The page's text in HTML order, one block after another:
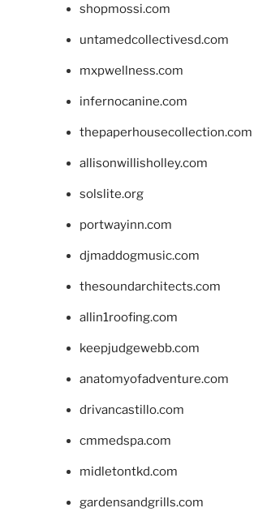
shopmossi.com
untamedcollectivesd.com
mxpwellness.com
infernocanine.com
thepaperhousecollection.com
allisonwillisholley.com
solslite.org
portwayinn.com
djmaddogmusic.com
thesoundarchitects.com
allin1roofing.com
keepjudgewebb.com
anatomyofadventure.com
drivancastillo.com
cmmedspa.com
midletontkd.com
gardensandgrills.com